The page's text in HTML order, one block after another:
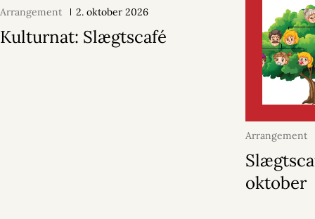
Arrangement 2. oktober 2026
Kulturnat: Slægtscafé
Arrangement
2026
oktober